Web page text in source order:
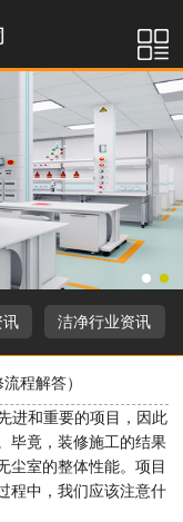
讯 洁净行业资讯
程解答）
进和重要的项目，因此
毕竟，装修施工的结果
尘室的整体性能。项目
程中，我们应该注意什